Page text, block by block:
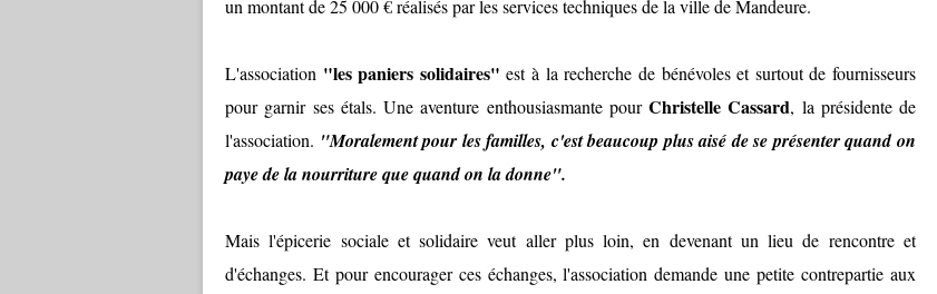
un montant de 25 000 € réalisés par les services techniques de la ville de Mandeure.
L'association "les paniers solidaires" est à la recherche de bénévoles et surtout de fournisseurs
pour garnir ses étals. Une aventure enthousiasmante pour Christelle Cassard, la présidente de
l'association. "Moralement pour les familles, c'est beaucoup plus aisé de se présenter quand on
paye de la nourriture que quand on la donne".
Mais l'épicerie sociale et solidaire veut aller plus loin, en devenant un lieu de rencontre et
d'échanges. Et pour encourager ces échanges, l'association demande une petite contrepartie aux